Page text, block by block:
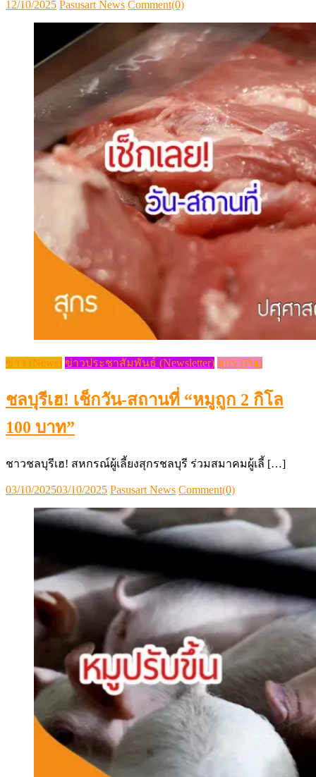
Posted
12/10/2025 Author
Pasusart News Comment(0)
ข่าว (News) ข่าวประชาสัมพันธ์ (Newsletter) สุกร (Pig)
ชลบุรีเฮ! เช็กวัน-สถานที่ “หมูถูก 2 กิโล
100 บาท”
ชาวชลบุรีเฮ! สหกรณ์ผู้เลี้ยงสุกรชลบุรี ร่วมสมาคมผู้เลี้ […]
Posted
03/10/202503/10/2025 Author
Pasusart News Comment(0)